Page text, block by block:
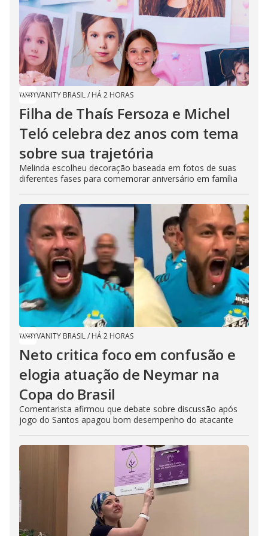
VANITY BRASIL/ HÁ 2 HORAS
Filha de Thaís Fersoza e Michel
Teló celebra dez anos com tema
sobre sua trajetória
Melinda escolheu decoração baseada em fotos de suas
diferentes fases para comemorar aniversário em família
VANITY BRASIL/ HÁ 2 HORAS
Neto critica foco em confusão e
elogia atuação de Neymar na
Copa do Brasil
Comentarista afirmou que debate sobre discussão após
jogo do Santos apagou bom desempenho do atacante